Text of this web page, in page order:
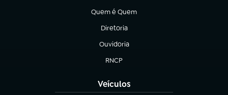
Quem é Quem
(abre em nova aba)
Diretoria
(abre em nova aba)
Ouvidoria
(abre em nova aba)
RNCP
(abre em nova aba)
Veículos